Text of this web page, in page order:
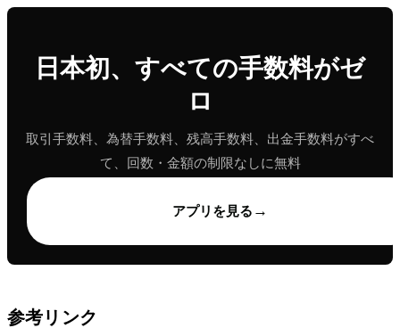
日本初、すべての手数料がゼ
ロ
取引手数料、為替手数料、残高手数料、出金手数料がすべ
て、回数・金額の制限なしに無料
アプリを見る →
参考リンク